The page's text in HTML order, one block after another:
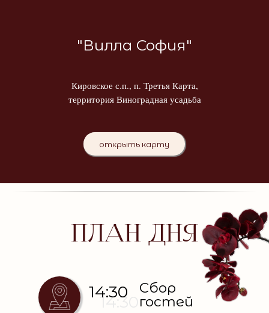
открыть карту
"Вилла София"
Кировское с.п., п. Третья Карта,
территория Виноградная усадьба
14:30
ПЛАН ДНЯ
14:30
Сбор
гостей